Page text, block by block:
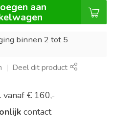
aan
binnen 2 tot 5
Deel dit product
vanaf € 160,-
contact